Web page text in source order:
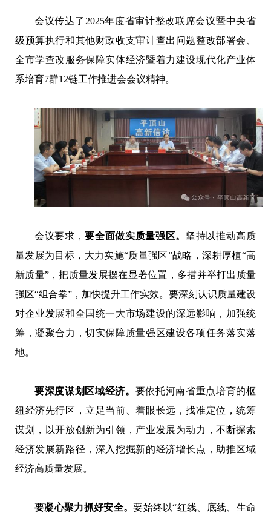
会议传达了2025年度省审计整改联席会议暨中央省
级预算执行和其他财政收支审计查出问题整改部署会、
全市学查改服务保障实体经济暨着力建设现代化产业体
系培育7群12链工作推进会会议精神。
会议要求，要全面做实质量强区。 坚持以推动高质
量发展为目标，大力实施“质量强区”战略，深耕厚植“高
新质量”，把质量发展摆在显著位置，多措并举打出质量
强区“组合拳”，加快提升工作实效。要深刻认识质量建设
对企业发展和全国统一大市场建设的深远影响，加强统
筹，凝聚合力，切实保障质量强区建设各项任务落实落
地。
要深度谋划区域经济。 要依托河南省重点培育的枢
纽经济先行区，立足当前、着眼长远，找准定位，统筹
谋划，以开放创新为引领，产业发展为动力，不断探索
经济发展新路径，深入挖掘新的经济增长点，助推区域
经济高质量发展。
要凝心聚力抓好安全。要始终以“红线、底线、生命